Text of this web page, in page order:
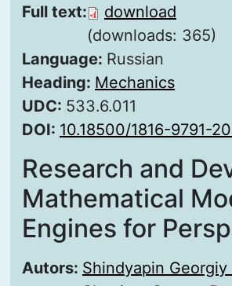
Full text:
download
(downloads: 365)
Language: Russian
Heading: Mechanics
UDC: 533.6.011
DOI: 10.18500/1816-9791-
Research and
Mathematical
Engines for
Autors: Shindyapin